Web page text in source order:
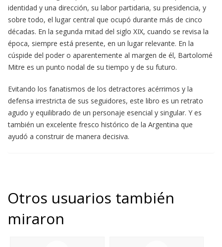
identidad y una dirección, su labor partidaria, su presidencia, y
sobre todo, el lugar central que ocupó durante más de cinco
décadas. En la segunda mitad del siglo XIX, cuando se revisa la
época, siempre está presente, en un lugar relevante. En la
cúspide del poder o aparentemente al margen de él, Bartolomé
Mitre es un punto nodal de su tiempo y de su futuro.
Evitando los fanatismos de los detractores acérrimos y la
defensa irrestricta de sus seguidores, este libro es un retrato
agudo y equilibrado de un personaje esencial y singular. Y es
también un excelente fresco histórico de la Argentina que
ayudó a construir de manera decisiva.
Otros usuarios también
miraron